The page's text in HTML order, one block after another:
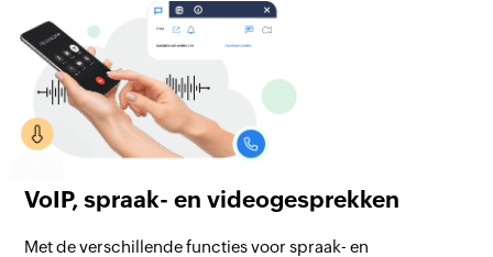
VoIP, spraak- en videogesprekken
Met de verschillende functies voor spraak- en